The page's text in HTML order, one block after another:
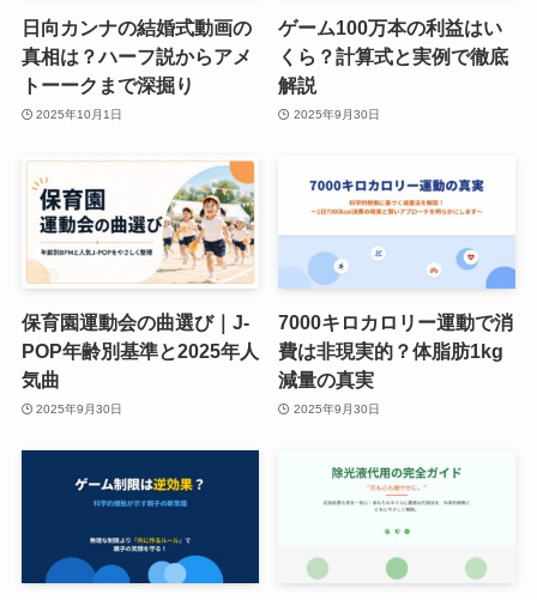
日向カンナの結婚式動画の
真相は？ハーフ説からアメ
トーークまで深掘り
2025年10月1日
ゲーム100万本の利益はい
くら？計算式と実例で徹底
解説
2025年9月30日
保育園運動会の曲選び｜J-
POP年齢別基準と2025年人
気曲
2025年9月30日
7000キロカロリー運動で消
費は非現実的？体脂肪1kg
減量の真実
2025年9月30日